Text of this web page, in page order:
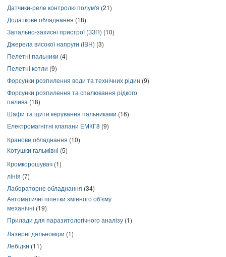
Датчики-реле контролю полум'я (21)
Додаткове обладнання (18)
Запально-захисні пристрої (ЗЗП) (10)
Джерела високої напруги (ІВН) (3)
Пелетні пальники (4)
Пелетні котли (9)
Форсунки розпилення води та технічних рідин (9)
Форсунки розпилення та спалювання рідкого
палива (18)
Шафи та щити керування пальниками (16)
Електромагнітні клапани ЕМКГ8 (9)
Кранове обладнання (10)
Котушки гальмівні (5)
Кромкорошувач (1)
лінія (7)
Лабораторне обладнання (34)
Автоматичні піпетки змінного об'єму
механічні (19)
Прилади для паразитологічного аналізу (1)
Лазерні дальноміри (1)
Лебідки (11)